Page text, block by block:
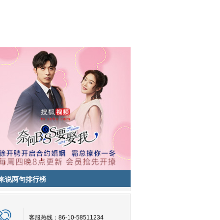
说两句排行榜
客服热线：86-10-58511234